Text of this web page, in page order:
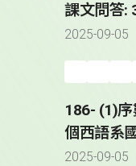
課文問答:
2025-09-05
186- (1)
個西語系
de
2025-09-05